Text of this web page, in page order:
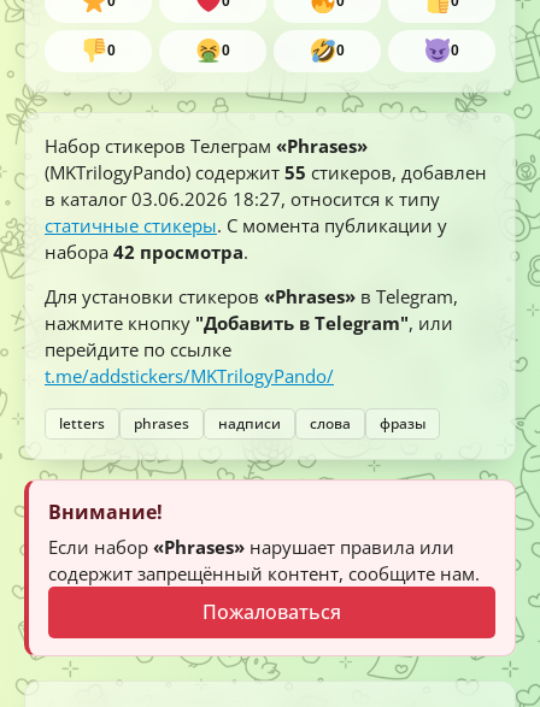
0 0 0 0
Набор стикеров Телеграм «Phrases»
(MKTrilogyPando) содержит 55 стикеров, добавлен
в каталог03.06.2026 18:27, относится к типу
статичные стикеры. С момента публикации у
набора 42 просмотра.
Для установки стикеров «Phrases» в Telegram,
нажмите кнопку "Добавить в Telegram", или
перейдите по ссылке
t.me/addstickers/MKTrilogyPando/
letters phrases надписи слова фразы
Внимание!
Если набор «Phrases» нарушает правила или
содержит запрещённый контент, сообщите нам.
Пожаловаться